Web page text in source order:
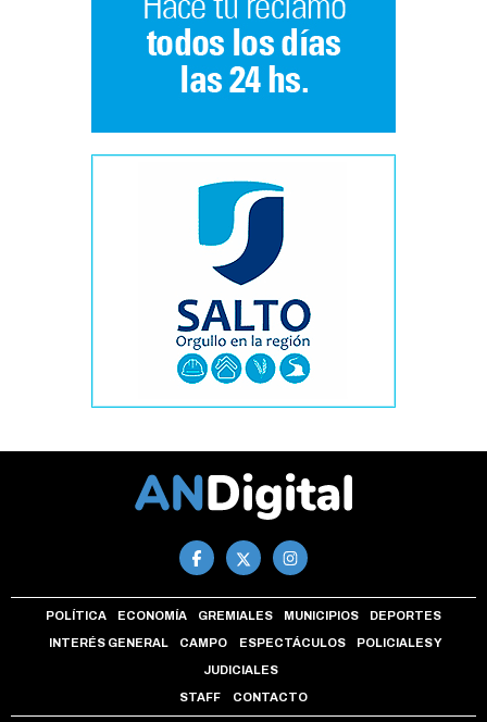
POLÍTICA ECONOMÍA GREMIALES MUNICIPIOS DEPORTES
INTERÉS GENERAL CAMPO ESPECTÁCULOS POLICIALES Y
JUDICIALES
STAFF CONTACTO